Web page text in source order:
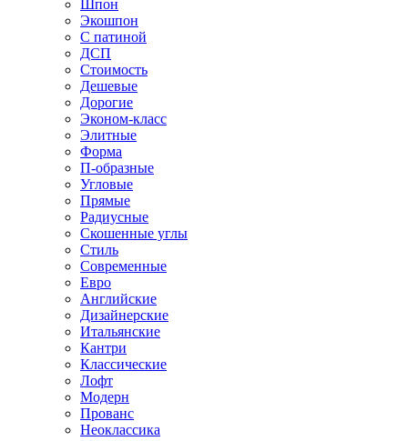
Шпон
Экошпон
С патиной
ДСП
Стоимость
Дешевые
Дорогие
Эконом-класс
Элитные
Форма
П-образные
Угловые
Прямые
Радиусные
Скошенные углы
Стиль
Современные
Евро
Английские
Дизайнерские
Итальянские
Кантри
Классические
Лофт
Модерн
Прованс
Неоклассика